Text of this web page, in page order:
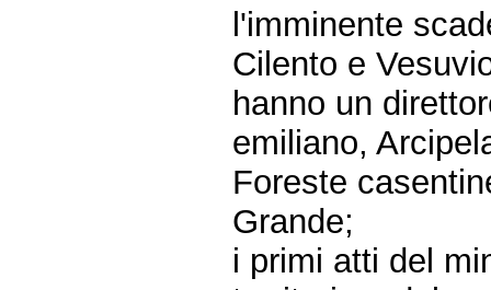
l'imminente
Cilento e
hanno un
emiliano,
Foreste
Grande;
i primi atti del